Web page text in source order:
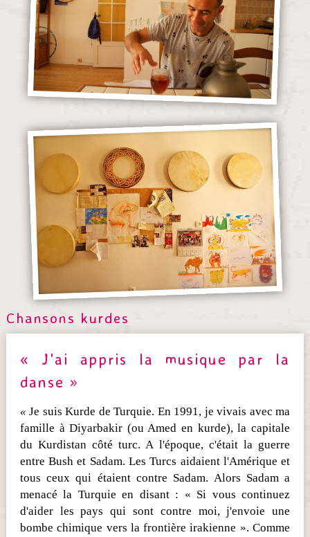
Chansons kurdes
« J'ai appris la musique par la
danse »
«Je suis Kurde de Turquie. En 1991, je vivais avec ma
famille à Diyarbakir (ou Amed en kurde), la capitale
du Kurdistan côté turc. A l'époque, c'était la guerre
entre Bush et Sadam. Les Turcs aidaient l'Amérique et
tous ceux qui étaient contre Sadam. Alors Sadam a
menacé la Turquie en disant : « Si vous continuez
d'aider les pays qui sont contre moi, j'envoie une
bombe chimique vers la frontière irakienne ». Comme